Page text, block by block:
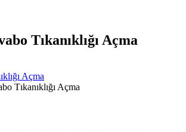
Tıkanıklığı Açma
Açma
Tıkanıklığı Açma